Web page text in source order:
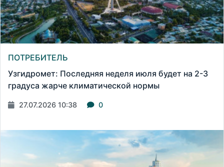
ПОТРЕБИТЕЛЬ
Узгидромет: Последняя неделя июля будет на 2-3
градуса жарче климатической нормы
27.07.2026 10:38 0